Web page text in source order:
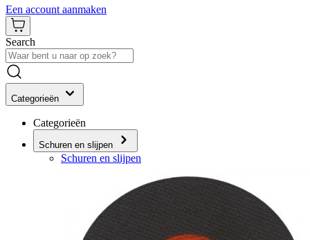
Een account aanmaken
Search
Categorieën
Categorieën
Schuren en slijpen
Schuren en slijpen